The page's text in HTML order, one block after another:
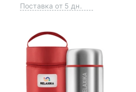
Поставка от 5 дн.